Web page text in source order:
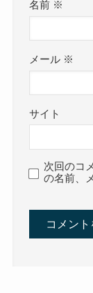
名前 ※
メール ※
サイト
次回のコ
の名前、